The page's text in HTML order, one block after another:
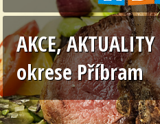
AKCE,
okrese Příbram